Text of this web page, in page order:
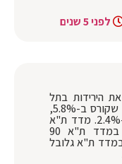
לפני 5 שנים
הירידות בתל
אביב מוביל מדד הנפט והגז, שקורס ב-5.8%,
מדד ת"א 35 נופל הבוקר ב-2.4%. מדד ת"א
125 יורד בחדות ב-2.7% במדד ת"א 90
ירידה חדה של 3.1% במדד ת"א גלובל